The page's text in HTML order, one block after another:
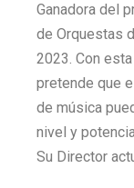
Ganadora del
de Orquestas
2023. Con
pretende que
de música
nivel y
Su Director